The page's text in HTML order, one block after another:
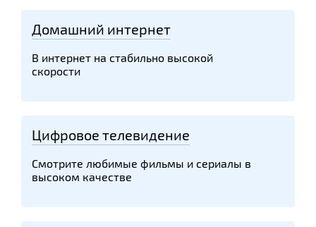
Домашний интернет
В интернет на стабильно высокой
скорости
Цифровое телевидение
Смотрите любимые фильмы и сериалы в
высоком качестве